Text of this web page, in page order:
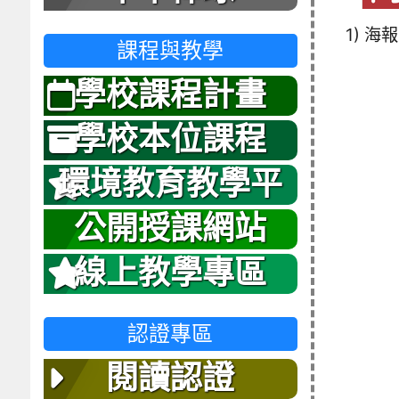
1) 海
課程與教學
學校課程計畫
學校本位課程
環境教育教學平
台
公開授課網站
線上教學專區
認證專區
閱讀認證